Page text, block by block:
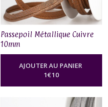
Passepoil Métallique Cuivre
10mm
AJOUTER AU PANIER
1€10